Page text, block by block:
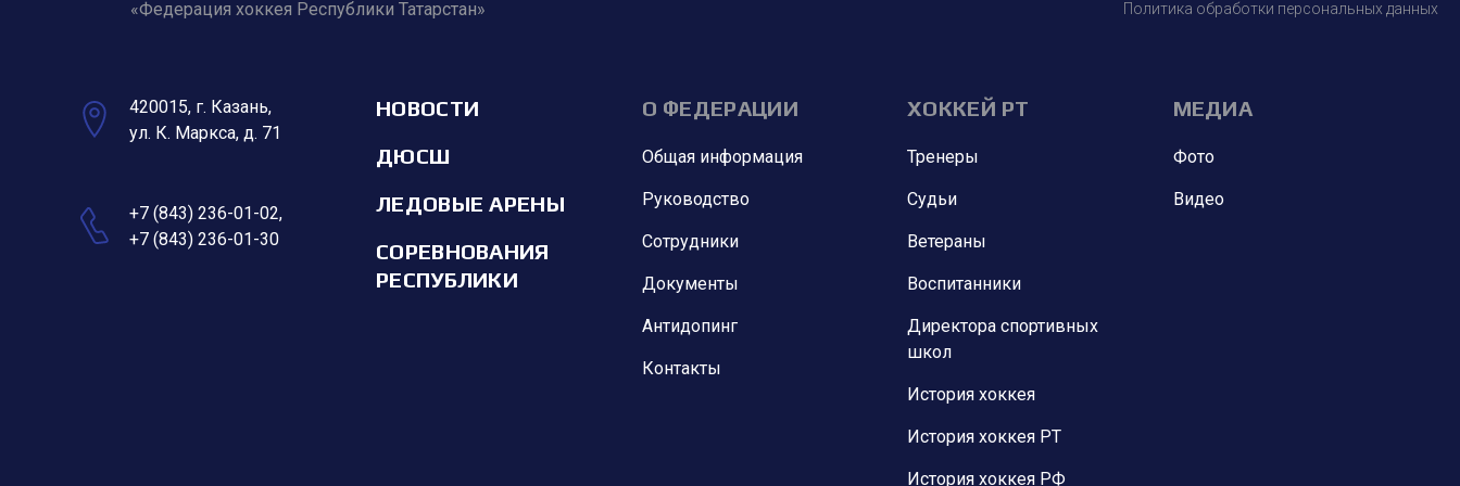
«Федерация хоккея Республики Татарстан»
Политика обработки персональных данных
420015, г. Казань,
ул. К. Маркса, д. 71
+7 (843) 236-01-02,
+7 (843) 236-01-30
НОВОСТИ
ДЮСШ
ЛЕДОВЫЕ АРЕНЫ
СОРЕВНОВАНИЯ
РЕСПУБЛИКИ
О ФЕДЕРАЦИИ
Общая информация
Руководство
Сотрудники
Документы
Антидопинг
Контакты
ХОККЕЙ РТ
Тренеры
Судьи
Ветераны
Воспитанники
Директора спортивных
школ
История хоккея
История хоккея РТ
История хоккея РФ
МЕДИА
Фото
Видео